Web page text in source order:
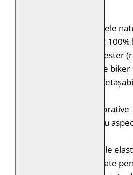
100% piele
Corp:
Mâneci: 100% poliester
Geacă de piele
stand-up și glugă
Cusături decorative
Linii curate, cu
Inserții laterale
partea din spate